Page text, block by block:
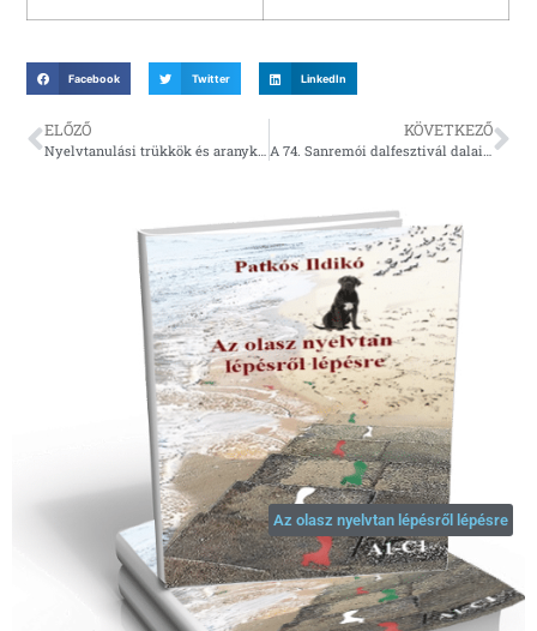
Facebook Twitter LinkedIn
ELŐZŐ
Nyelvtanulási trükkök és aranyköpések 1.
KÖVETKEZŐ
A 74. Sanremói dalfesztivál dalai és a nyelvtana
Az olasz nyelvtan lépésről lépésre